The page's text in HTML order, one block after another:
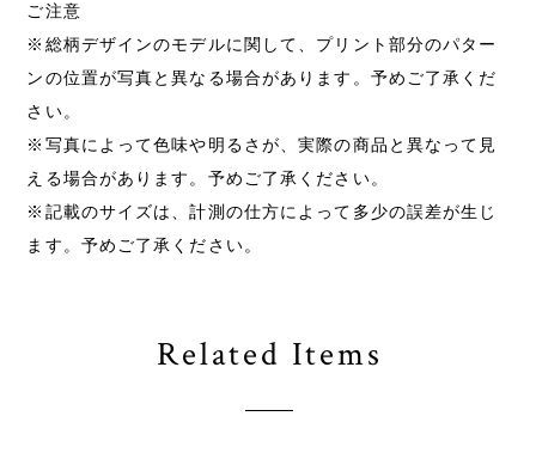
ご注意
※総柄デザインのモデルに関して、プリント部分のパター
ンの位置が写真と異なる場合があります。予めご了承くだ
さい。
※写真によって色味や明るさが、実際の商品と異なって見
える場合があります。予めご了承ください。
※記載のサイズは、計測の仕方によって多少の誤差が生じ
ます。予めご了承ください。
Related Items